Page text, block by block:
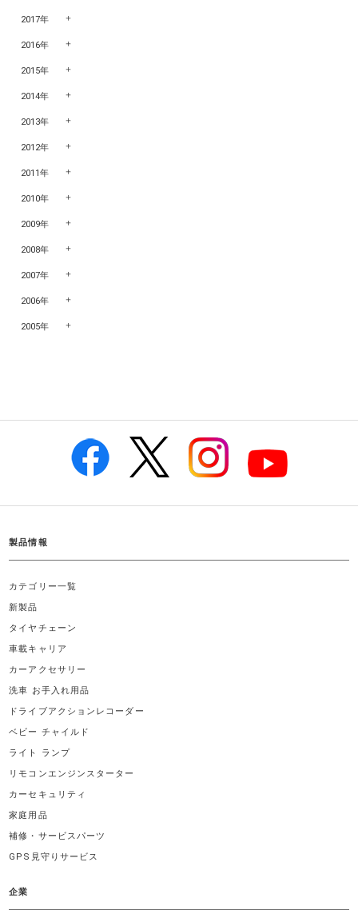
2017年
2016年
2015年
2014年
2013年
2012年
2011年
2010年
2009年
2008年
2007年
2006年
2005年
製品情報
カテゴリー一覧
新製品
タイヤチェーン
車載キャリア
カーアクセサリー
洗車 お手入れ用品
ドライブアクションレコーダー
ベビー チャイルド
ライト ランプ
リモコンエンジンスターター
カーセキュリティ
家庭用品
補修・サービスパーツ
GPS見守りサービス
企業